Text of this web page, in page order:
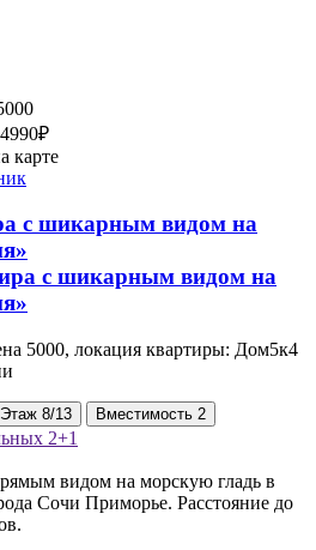
карте
с шикарным видом на
5000, локация квартиры: Дом5к4
Этаж 8/13 Вместимость 2
2+1
видом на морскую гладь в
Сочи Приморье. Расстояние до